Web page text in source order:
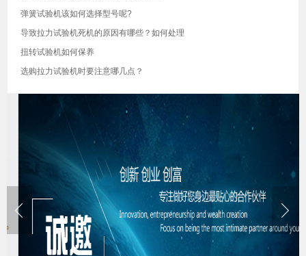
弹簧试验机该如何选择型号呢?
导致拉力试验机死机的原因有哪些？如何处理
扭转试验机如何保养
选购拉力试验机时要注意哪几点？